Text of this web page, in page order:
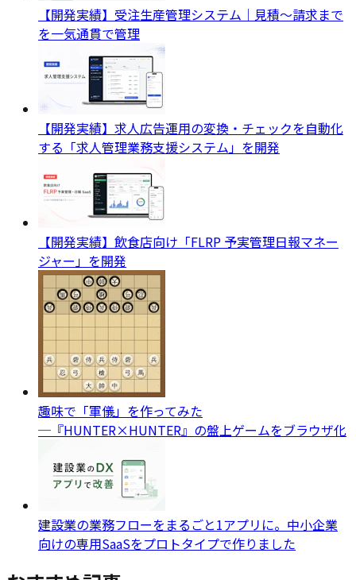
【開発実績】受注生産管理システム｜見積〜請求まで
を一気通貫で管理
【開発実績】求人広告運用の変換・チェックを自動化
する「求人管理業務支援システム」を開発
【開発実績】飲食店向け「FLRP 予実管理日報マネー
ジャー」を開発
趣味で「軍儀」を作ってみた
─『HUNTER×HUNTER』の盤上ゲームをブラウザ化
建設業の業務フローをまるごと1アプリに。中小企業
向けの専用SaaSをプロトタイプで作りました